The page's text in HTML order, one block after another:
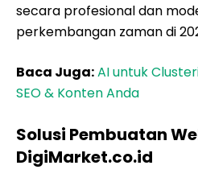
secara profesional dan
perkembangan zaman di
Baca Juga:AI untuk
SEO & Konten Anda
Solusi Pembuatan
DigiMarket.co.id